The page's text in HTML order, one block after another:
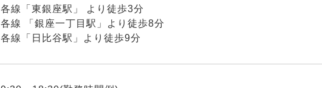
各線「東銀座駅」 より徒歩3分
各線 「銀座一丁目駅」より徒歩8分
各線「日比谷駅」より徒歩9分